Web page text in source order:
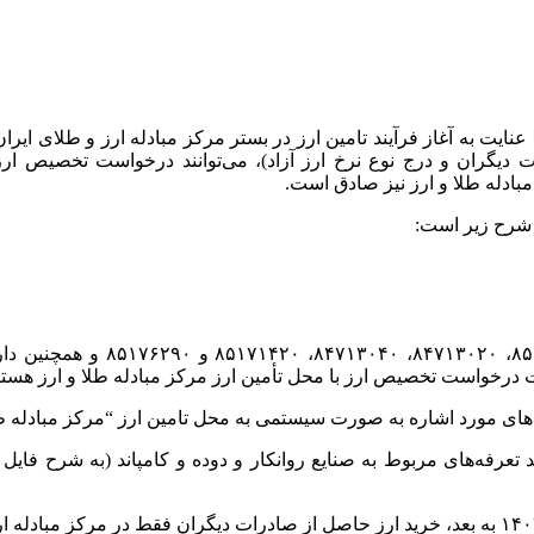
عنایت به آغاز فرآیند تامین ارز در بستر مرکز مبادله ارز و
و درج نوع نرخ ارز آزاد)، می‌توانند درخواست تخصیص
طلا و ارز نیز صادق است.
شرح زیر است:
لازم به ذکر است؛ کلیه ثبت
تخصیص ارز با محل تأمین ارز مرکز مبادله طلا و ارز
اشاره به صورت سیستمی به محل تامین ارز “مرکز مبادله طلا
مربوط به صنایع روانکار و دوده و کامپاند (به شرح فایل